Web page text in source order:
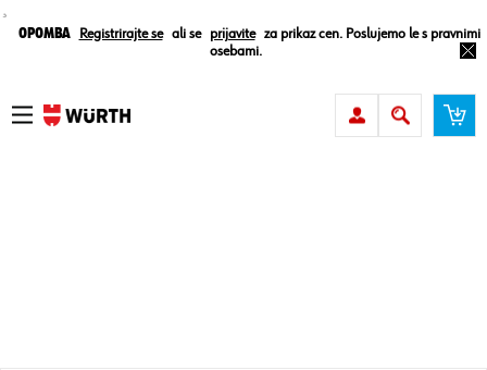
¸
Opomba Registrirajte se ali se prijavite
za prikaz cen. Poslujemo le s pravnimi
osebami.